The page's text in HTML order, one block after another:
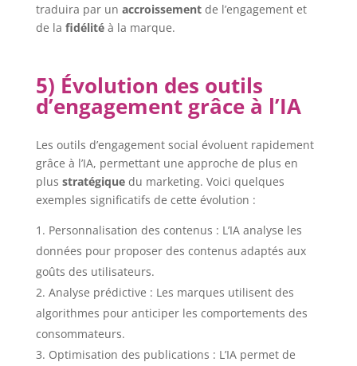
traduira par un accroissementde l’engagement et
de la fidélitéà la marque.
5) Évolution des outils
d’engagement grâce à l’IA
Les outils d’engagement social évoluent rapidement
grâce à l’IA, permettant une approche de plus en
plus stratégiquedu marketing. Voici quelques
exemples significatifs de cette évolution :
Personnalisation des contenus : L’IA analyse les
données pour proposer des contenus adaptés aux
goûts des utilisateurs.
Analyse prédictive : Les marques utilisent des
algorithmes pour anticiper les comportements des
consommateurs.
Optimisation des publications : L’IA permet de